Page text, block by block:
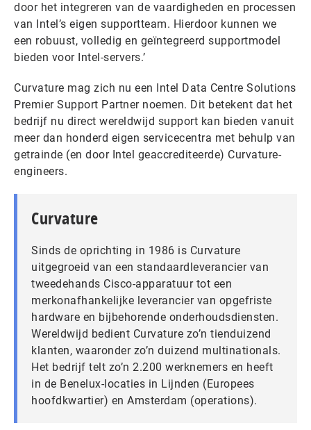
door het integreren van de vaardigheden en processen
van Intel’s eigen supportteam. Hierdoor kunnen we
een robuust, volledig en geïntegreerd supportmodel
bieden voor Intel-servers.’
Curvature mag zich nu een Intel Data Centre Solutions
Premier Support Partner noemen. Dit betekent dat het
bedrijf nu direct wereldwijd support kan bieden vanuit
meer dan honderd eigen servicecentra met behulp van
getrainde (en door Intel geaccrediteerde) Curvature-
engineers.
Curvature
Sinds de oprichting in 1986 is Curvature
uitgegroeid van een standaardleverancier van
tweedehands Cisco-apparatuur tot een
merkonafhankelijke leverancier van opgefriste
hardware en bijbehorende onderhoudsdiensten.
Wereldwijd bedient Curvature zo’n tienduizend
klanten, waaronder zo’n duizend multinationals.
Het bedrijf telt zo’n 2.200 werknemers en heeft
in de Benelux-locaties in Lijnden (Europees
hoofdkwartier) en Amsterdam (operations).